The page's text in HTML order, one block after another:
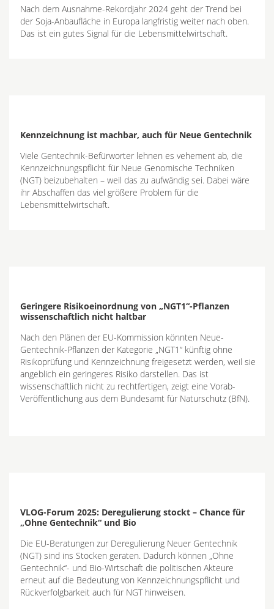
Nach dem Ausnahme-Rekordjahr 2024 geht der Trend bei
der Soja-Anbaufläche in Europa langfristig weiter nach oben.
Das ist ein gutes Signal für die Lebensmittelwirtschaft.
Kennzeichnung ist machbar, auch für Neue Gentechnik
Viele Gentechnik-Befürworter lehnen es vehement ab, die
Kennzeichnungspflicht für Neue Genomische Techniken
(NGT) beizubehalten – weil das zu aufwändig sei. Dabei wäre
ihr Abschaffen das viel größere Problem für die
Lebensmittelwirtschaft.
Geringere Risikoeinordnung von „NGT1“-Pflanzen
wissenschaftlich nicht haltbar
Nach den Plänen der EU-Kommission könnten Neue-
Gentechnik-Pflanzen der Kategorie „NGT1“ künftig ohne
Risikoprüfung und Kennzeichnung freigesetzt werden, weil sie
angeblich ein geringeres Risiko darstellen. Das ist
wissenschaftlich nicht zu rechtfertigen, zeigt eine Vorab-
Veröffentlichung aus dem Bundesamt für Naturschutz (BfN).
VLOG-Forum 2025: Deregulierung stockt – Chance für
„Ohne Gentechnik“ und Bio
Die EU-Beratungen zur Deregulierung Neuer Gentechnik
(NGT) sind ins Stocken geraten. Dadurch können „Ohne
Gentechnik“- und Bio-Wirtschaft die politischen Akteure
erneut auf die Bedeutung von Kennzeichnungspflicht und
Rückverfolgbarkeit auch für NGT hinweisen.